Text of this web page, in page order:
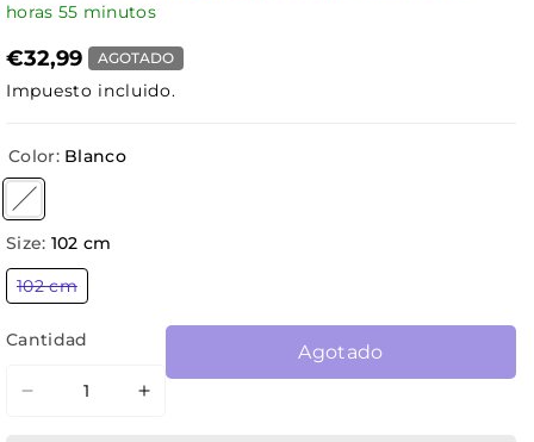
horas 55 minutos
€32,99 AGOTADO
Impuesto incluido.
Color: Blanco
Size: 102 cm
102 cmVariante
agotada
no
disponible
Cantidad
Reducir
Aumentar
Agotado